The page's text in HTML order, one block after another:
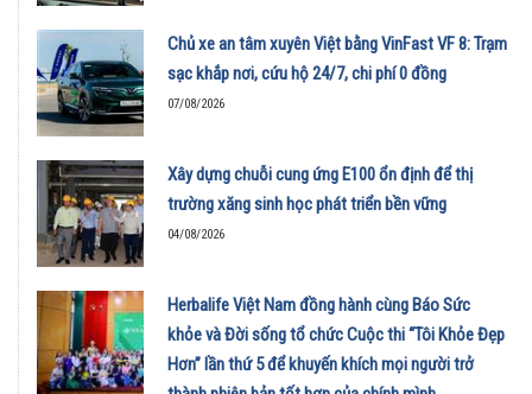
Chủ xe an tâm xuyên Việt bằng VinFast VF 8: Trạm
sạc khắp nơi, cứu hộ 24/7, chi phí 0 đồng
07/08/2026
Xây dựng chuỗi cung ứng E100 ổn định để thị
trường xăng sinh học phát triển bền vững
04/08/2026
Herbalife Việt Nam đồng hành cùng Báo Sức
khỏe và Đời sống tổ chức Cuộc thi “Tôi Khỏe Đẹp
Hơn” lần thứ 5 để khuyến khích mọi người trở